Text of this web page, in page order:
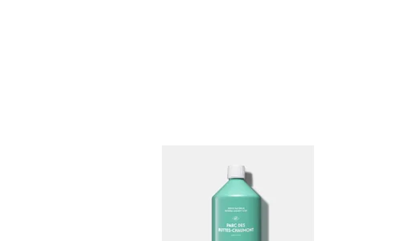
Jeho vůně vás přenese do parku Buttes-Chaumont ve
Francii, kde můžete snít ve stínu cedrů z Libanonu.
Vůně pracího mýdla se otevírá dřevitými tóny a rozvíjí
do lehkého květinového srdce, zakončeného
smyslnými tóny cedru a santalového dřeva. Vegan